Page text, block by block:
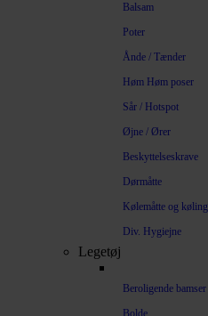
Balsam
Poter
Ånde / Tænder
Høm Høm poser
Sår / Hotspot
Øjne / Ører
Beskyttelseskrave
Dørmåtte
Kølemåtte og køling
Div. Hygiejne
Legetøj
Beroligende bamser
Bolde